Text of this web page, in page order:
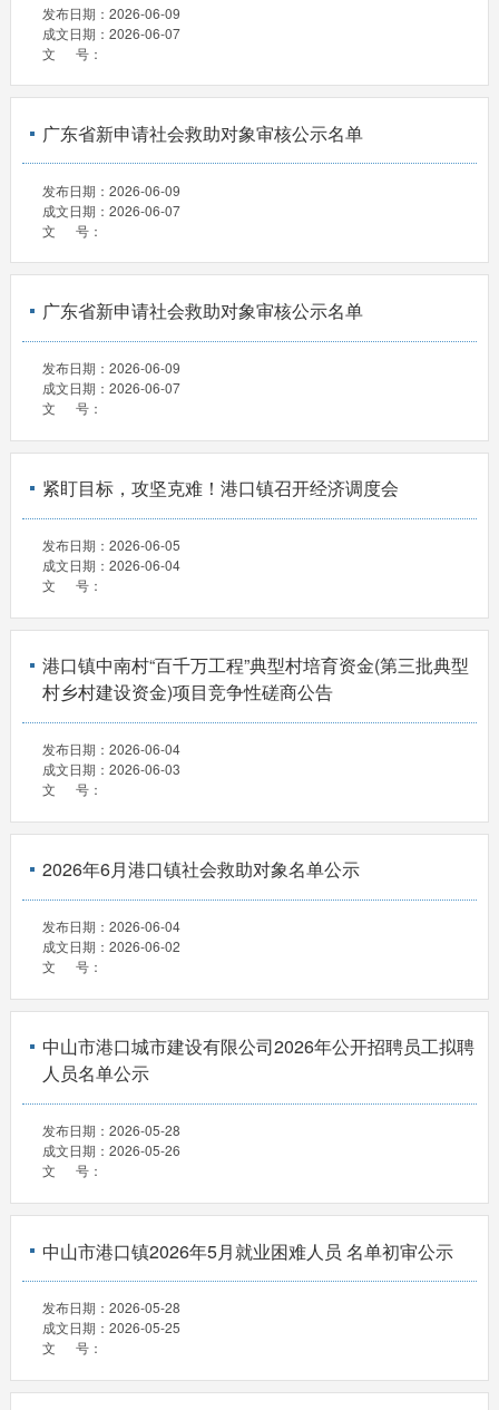
发布日期： 2026-06-09
成文日期： 2026-06-07
文 号：
广东省新申请社会救助对象审核公示名单
发布日期： 2026-06-09
成文日期： 2026-06-07
文 号：
广东省新申请社会救助对象审核公示名单
发布日期： 2026-06-09
成文日期： 2026-06-07
文 号：
紧盯目标，攻坚克难！港口镇召开经济调度会
发布日期： 2026-06-05
成文日期： 2026-06-04
文 号：
港口镇中南村“百千万工程”典型村培育资金(第三批典型
村乡村建设资金)项目竞争性磋商公告
发布日期： 2026-06-04
成文日期： 2026-06-03
文 号：
2026年6月港口镇社会救助对象名单公示
发布日期： 2026-06-04
成文日期： 2026-06-02
文 号：
中山市港口城市建设有限公司2026年公开招聘员工拟聘
人员名单公示
发布日期： 2026-05-28
成文日期： 2026-05-26
文 号：
中山市港口镇2026年5月就业困难人员 名单初审公示
发布日期： 2026-05-28
成文日期： 2026-05-25
文 号：